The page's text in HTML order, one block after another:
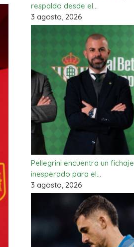
respaldo desde el…
3 agosto, 2026
Pellegrini encuentra un fichaje
inesperado para el…
3 agosto, 2026